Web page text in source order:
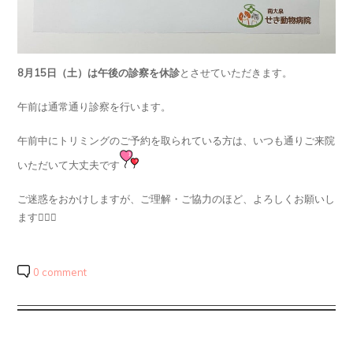
8月15日（土）は午後の診察を休診とさせていただきます。
午前は通常通り診察を行います。
午前中にトリミングのご予約を取られている方は、いつも通りご来院
いただいて大丈夫です
ご迷惑をおかけしますが、ご理解・ご協力のほど、よろしくお願いし
ます🙇🏻‍♀️
0 comment